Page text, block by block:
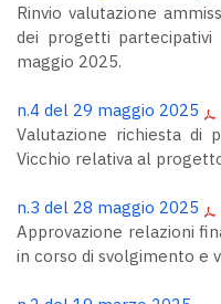
Rinvio valutazione
dei progetti
maggio 2025.
n.4 del 29 maggio 2025
Valutazione richiesta di
Vicchio relativa al
n.3 del 28 maggio 2025
Approvazione relazioni
in corso di svolgimento e